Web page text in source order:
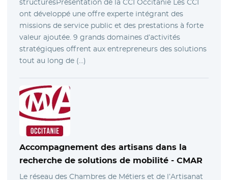
structuresPrésentation de la CCI Occitanie Les CCI
ont développé une offre experte intégrant des
missions de service public et des prestations à forte
valeur ajoutée. 9 grands domaines d’activités
stratégiques offrent aux entrepreneurs des solutions
tout au long de (…)
Accompagnement des artisans dans la
recherche de solutions de mobilité -CMAR
Le réseau des Chambres de Métiers et de l’Artisanat